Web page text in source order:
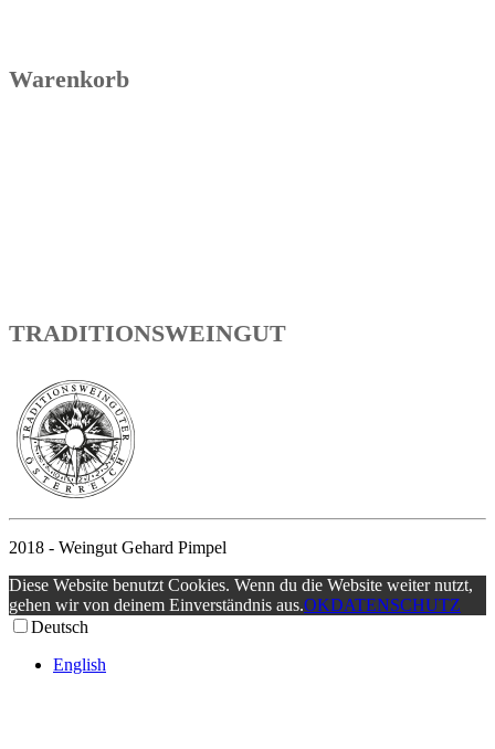
Warenkorb
TRADITIONSWEINGUT
2018 - Weingut Gehard Pimpel
Diese Website benutzt Cookies. Wenn du die Website weiter nutzt,
gehen wir von deinem Einverständnis aus.OKDATENSCHUTZ
Deutsch
English